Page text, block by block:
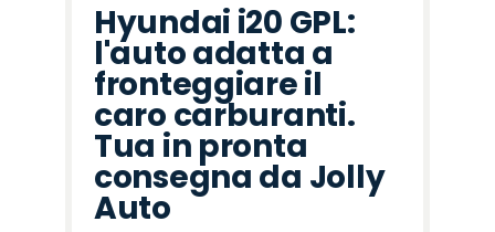
Hyundai i20 GPL:
l'auto adatta a
fronteggiare il
caro carburanti.
Tua in pronta
consegna da Jolly
Auto